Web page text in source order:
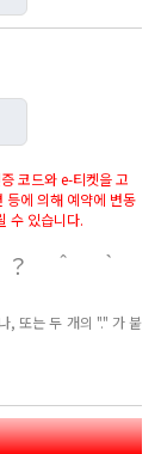
코드와 e-티켓을 고
등에 의해 예약에 변동
수 있습니다.
＾｀
, 또는 두 개의 "." 가 붙